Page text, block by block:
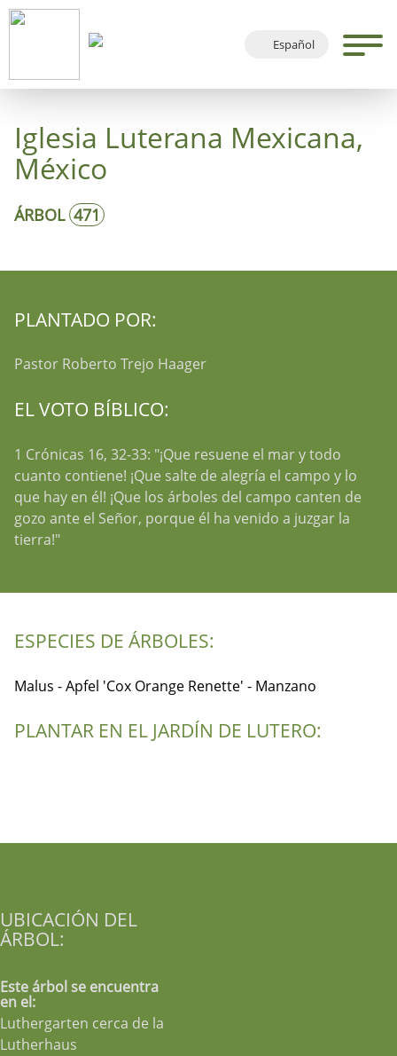
Español
Français
Iglesia Luterana Mexicana,
México
ÁRBOL 471
PLANTADO POR:
Pastor Roberto Trejo Haager
EL VOTO BÍBLICO:
1 Crónicas 16, 32-33: "¡Que resuene el mar y todo
cuanto contiene! ¡Que salte de alegría el campo y lo
que hay en él! ¡Que los árboles del campo canten de
gozo ante el Señor, porque él ha venido a juzgar la
tierra!"
ESPECIES DE ÁRBOLES:
Malus - Apfel 'Cox Orange Renette' - Manzano
PLANTAR EN EL JARDÍN DE LUTERO:
UBICACIÓN DEL
ÁRBOL:
Este árbol se encuentra
en el:
Luthergarten cerca de la
Lutherhaus